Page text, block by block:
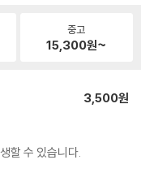
중고
15,300원~
3,500원
할 수 있습니다.